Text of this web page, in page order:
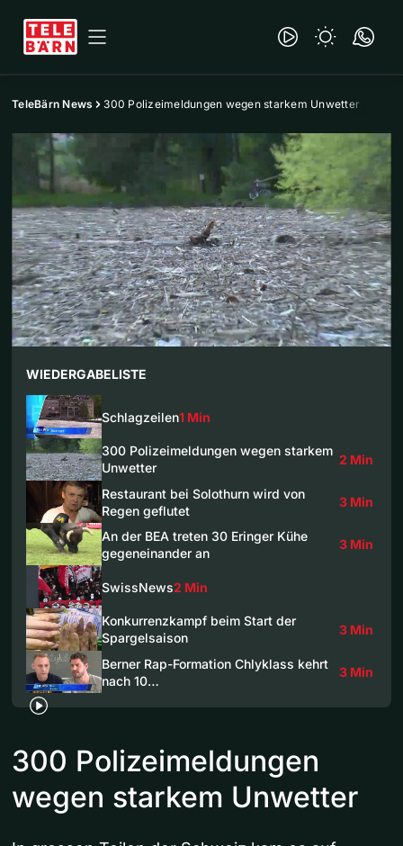
TeleBärn News 300 Polizeimeldungen wegen starkem Unwetter
WIEDERGABELISTE
Schlagzeilen1 Min
300 Polizeimeldungen wegen starkem
Unwetter
2 Min
Restaurant bei Solothurn wird von
Regen geflutet
3 Min
An der BEA treten 30 Eringer Kühe
gegeneinander an
3 Min
SwissNews2 Min
Konkurrenzkampf beim Start der
Spargelsaison
3 Min
Berner Rap-Formation Chlyklass kehrt
nach 10…
3 Min
300 Polizeimeldungen
wegen starkem Unwetter